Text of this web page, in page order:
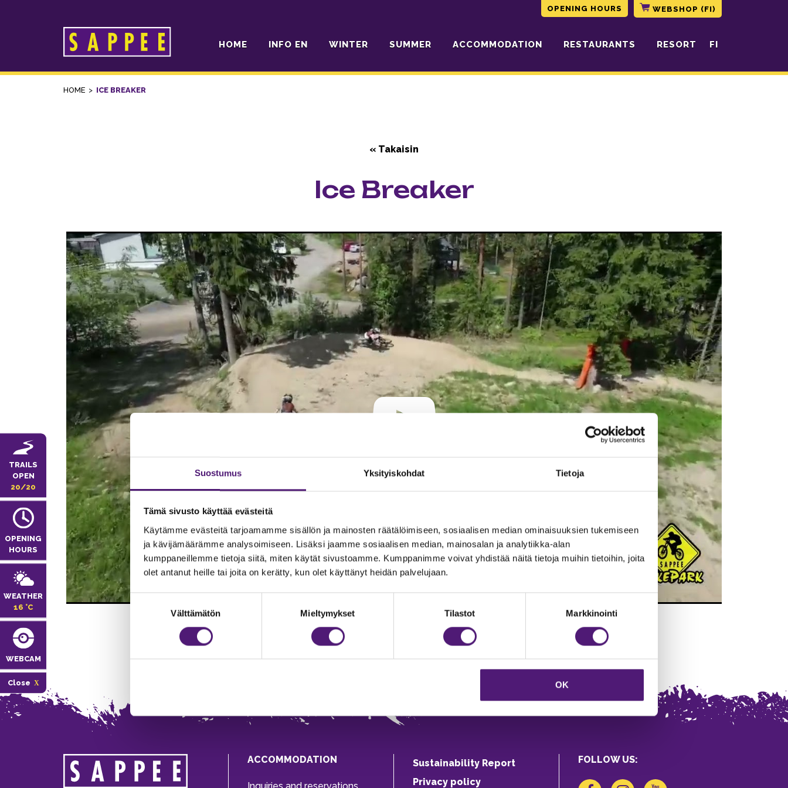
Suostumus Yksityiskohdat Tietoja
Tämä sivusto käyttää evästeitä
Käytämme evästeitä tarjoamamme sisällön ja mainosten räätälöimiseen, sosiaalisen median ominaisuuksien tukemiseen
ja kävijämäärämme analysoimiseen. Lisäksi jaamme sosiaalisen median, mainosalan ja analytiikka-alan
kumppaneillemme tietoja siitä, miten käytät sivustoamme. Kumppanimme voivat yhdistää näitä tietoja muihin tietoihin, joita
olet antanut heille tai joita on kerätty, kun olet käyttänyt heidän palvelujaan.
Välttämätön Mieltymykset Tilastot Markkinointi
OK
OPENING HOURS WEBSHOP (FI)
Päävalikko HOME INFO EN WINTER SUMMER ACCOMMODATION RESTAURANTS RESORT FI
HOME > ICE BREAKER
TRAILS
OPEN
20/20
OPENING
HOURS
WEATHER
16 °C
WEBCAM
Close
« Takaisin
Ice Breaker
ACCOMMODATION
Sustainability Report
Privacy policy
FOLLOW US: